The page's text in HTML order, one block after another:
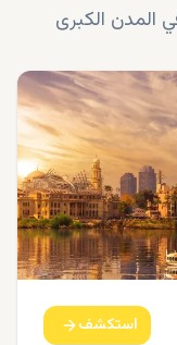
المدن الكبرى
استكشف